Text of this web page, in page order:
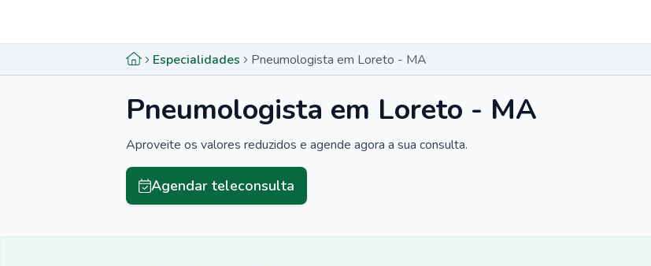
Especialidades Pneumologista em Loreto - MA
Pneumologista em Loreto - MA
Aproveite os valores reduzidos e agende agora a sua consulta.
Agendar teleconsulta